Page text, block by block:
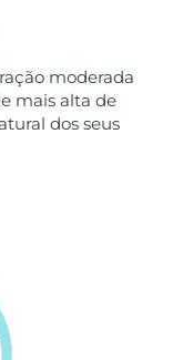
moderada
mais alta de
dos seus
10/08/2026